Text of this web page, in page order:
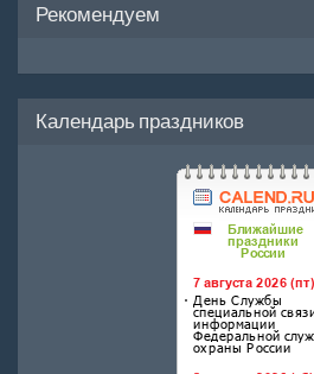
Рекомендуем
Календарь праздников